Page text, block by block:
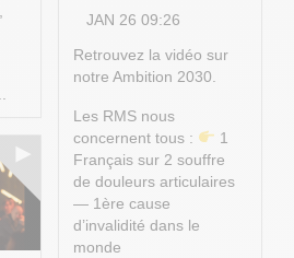
JAN 26 09:26
Retrouvez la vidéo sur
notre Ambition 2030.
Les RMS nous
concernent tous :
1
Français sur 2 souffre
de douleurs articulaires
— 1ère cause
d’invalidité dans le
monde